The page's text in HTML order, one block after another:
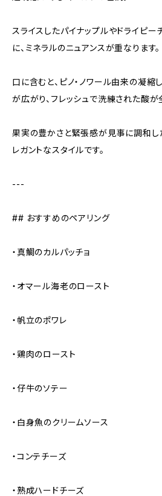
スライスしたパイナップルやドライピ
に、ミネラルのニュアンスが重なります。
口に含むと、ピノ・ノワール由来の凝
が広がり、フレッシュで洗練された酸が
果実の豊かさと緊張感が見事に調和し
レガントなスタイルです。
---
## おすすめのペアリング
・真鯛のカルパッチョ
・オマール海老のロースト
・帆立のポワレ
・鶏肉のロースト
・仔牛のソテー
・白身魚のクリームソース
・コンテチーズ
・熟成ハードチーズ